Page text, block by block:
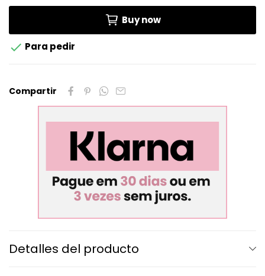
Buy now
 Para pedir
Compartir
Detalles del producto